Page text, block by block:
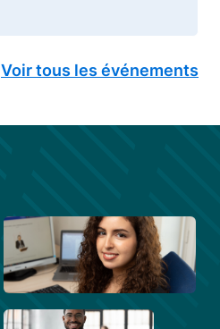
Voir tous les événements